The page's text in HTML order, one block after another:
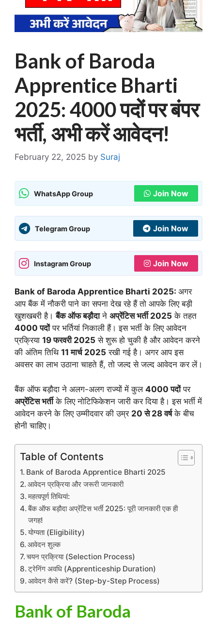
Bank of Baroda
Apprentice Bharti
2025: 4000 पदों पर बंपर
भर्ती, अभी करें आवेदन!
February 22, 2025 by Suraj
WhatsApp Group Join Now
Telegram Group Join Now
Instagram Group Join Now
Bank of Baroda Apprentice Bharti 2025: अगर
आप बैंक में नौकरी पाने का सपना देख रहे हैं तो आपके लिए बड़ी
खुशखबरी है।बैंक ऑफ बड़ौदाने अप्रेंटिस भर्ती 2025 के तहत
4000 पदोंपर भर्तियां निकाली हैं। इस भर्ती के लिए आवेदन
प्रक्रिया 19 फरवरी 2025 से शुरू हो चुकी है और आवेदन करने
की अंतिम तिथि 11 मार्च 2025 रखी गई है। अगर आप इस
अवसर का लाभ उठाना चाहते हैं, तो जल्द से जल्द आवेदन कर लें।
बैंक ऑफ बड़ौदा ने अलग-अलग राज्यों में कुल 4000 पदोंपर
अप्रेंटिस भर्तीके लिए नोटिफिकेशन जारी कर दिया है। इस भर्ती में
आवेदन करने के लिए उम्मीदवार की उम्र 20 से 28 वर्षके बीच
होनी चाहिए।
Table of Contents
Bank of Baroda Apprentice Bharti 2025
आवेदन प्रक्रिया और जरूरी जानकारी
महत्वपूर्ण तिथियां:
बैंक ऑफ बड़ौदा अप्रेंटिस भर्ती 2025: पूरी जानकारी एक ही
जगह!
योग्यता (Eligibility)
आवेदन शुल्क
चयन प्रक्रिया (Selection Process)
ट्रेनिंग अवधि (Apprenticeship Duration)
आवेदन कैसे करें? (Step-by-Step Process)
Bank of Baroda